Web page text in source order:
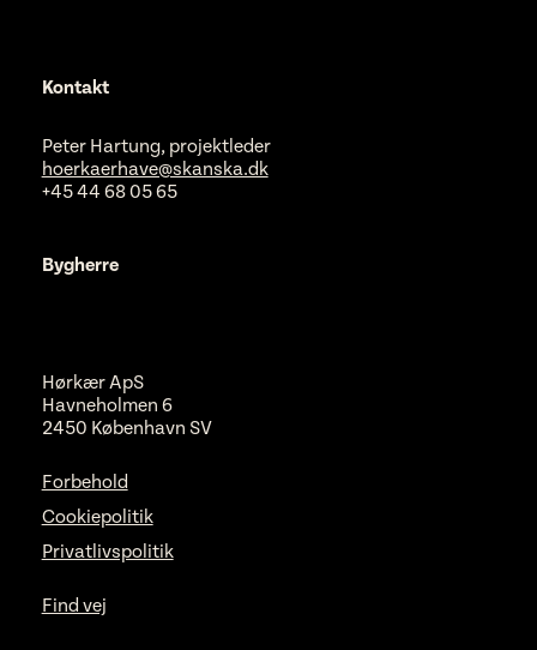
Kontakt
Peter Hartung, projektleder
hoerkaerhave@skanska.dk
+45 44 68 05 65
Bygherre
Hørkær ApS
Havneholmen 6
2450 København SV
Forbehold
Cookiepolitik
Privatlivspolitik
Find vej